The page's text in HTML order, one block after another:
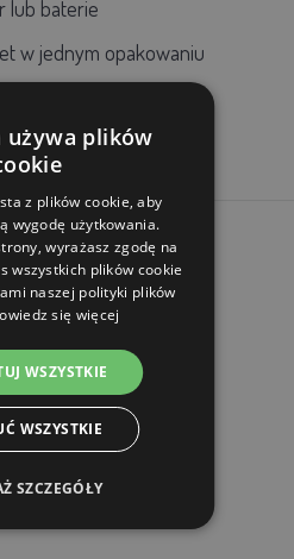
lub baterie
w jednym opakowaniu
POWIĄZANE
używa plików
z plików cookie, aby
wygodę użytkowania.
wyrażasz zgodę na
wszystkich plików cookie
naszej polityki plików
się więcej
WSZYSTKIE
WSZYSTKIE
SZCZEGÓŁY